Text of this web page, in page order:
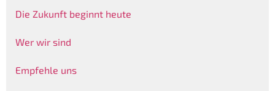
Die Zukunft beginnt heute
Wer wir sind
Empfehle uns